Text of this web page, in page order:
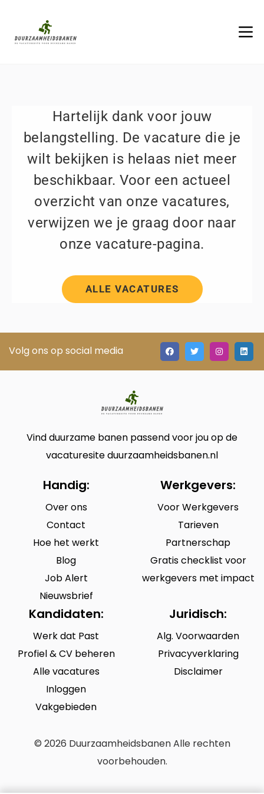
Hartelijk dank voor jouw
belangstelling. De vacature die je
wilt bekijken is helaas niet meer
beschikbaar. Voor een actueel
overzicht van onze vacatures,
verwijzen we je graag door naar
onze vacature-pagina.
ALLE VACATURES
Volg ons op social media
Vind duurzame banen passend voor jou op de
vacaturesite duurzaamheidsbanen.nl
Handig:
Over ons
Contact
Hoe het werkt
Blog
Job Alert
Nieuwsbrief
Werkgevers:
Voor Werkgevers
Tarieven
Partnerschap
Gratis checklist voor
werkgevers met impact
Kandidaten:
Werk dat Past
Profiel & CV beheren
Alle vacatures
Inloggen
Vakgebieden
Juridisch:
Alg. Voorwaarden
Privacyverklaring
Disclaimer
© 2026 Duurzaamheidsbanen Alle rechten
voorbehouden.